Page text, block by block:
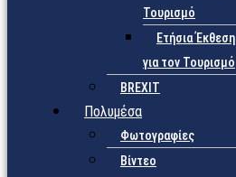
Τουρισμό
Ετήσια Έκθεση
για τον Τουρισμό
BREXIT
Πολυμέσα
Φωτογραφίες
Βίντεο